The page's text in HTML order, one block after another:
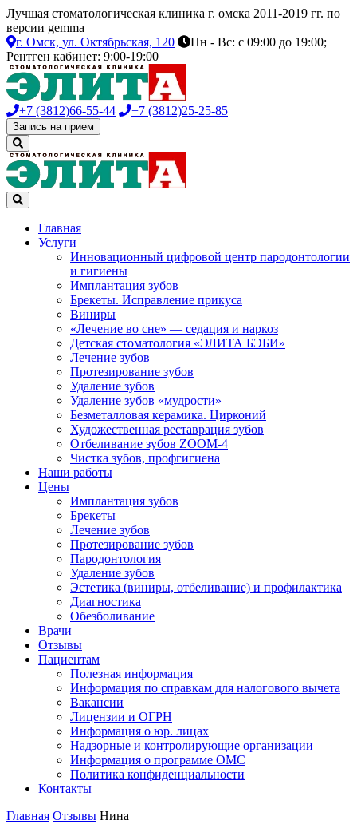
Лучшая стоматологическая клиника г. омска 2011-2019 гг. по
версии gemma
г. Омск, ул. Октябрьская, 120
Пн - Вс: с 09:00 до 19:00;
Рентген кабинет: 9:00-19:00
+7 (3812)66-55-44 +7 (3812)25-25-85
Запись на прием
Главная
Услуги
Инновационный цифровой центр пародонтологии
и гигиены
Имплантация зубов
Брекеты. Исправление прикуса
Виниры
«Лечение во сне» — седация и наркоз
Детская стоматология «ЭЛИТА БЭБИ»
Лечение зубов
Протезирование зубов
Удаление зубов
Удаление зубов «мудрости»
Безметалловая керамика. Цирконий
Художественная реставрация зубов
Отбеливание зубов ZOOM-4
Чистка зубов, профгигиена
Наши работы
Цены
Имплантация зубов
Брекеты
Лечение зубов
Протезирование зубов
Пародонтология
Удаление зубов
Эстетика (виниры, отбеливание) и профилактика
Диагностика
Обезболивание
Врачи
Отзывы
Пациентам
Полезная информация
Информация по справкам для налогового вычета
Вакансии
Лицензии и ОГРН
Информация о юр. лицах
Надзорные и контролирующие организации
Информация о программе ОМС
Политика конфиденциальности
Контакты
Главная Отзывы Нина